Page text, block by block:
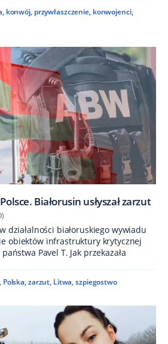
, konwój, przywłaszczenie, konwojenci,
Białorusin usłyszał zarzut
działalności białoruskiego wywiadu
obiektów infrastruktury krytycznej
Pavel T. Jak przekazała
, Polska,zarzut, Litwa,szpiegostwo